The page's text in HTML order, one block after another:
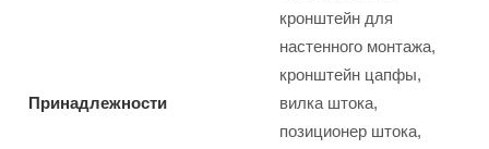
Принадлежности
кронштейн для
настенного монтажа,
кронштейн цапфы,
вилка штока,
позиционер штока,